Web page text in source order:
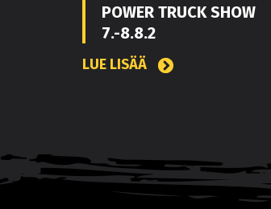
POWER TRUCK SHOW
7.-8.8.2
LUE LISÄÄ